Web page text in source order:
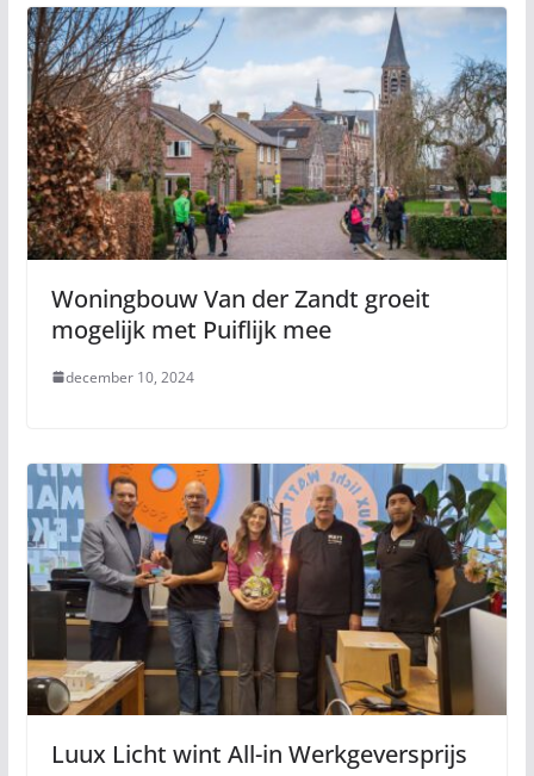
Woningbouw Van der Zandt groeit
mogelijk met Puiflijk mee
december 10, 2024
Luux Licht wint All-in Werkgeversprijs